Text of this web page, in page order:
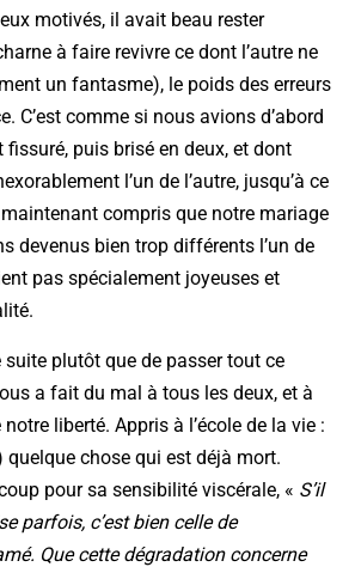
motivés, il avait beau rester
à faire revivre ce dont l’autre ne
un fantasme), le poids des erreurs
C’est comme si nous avions d’abord
puis brisé en deux, et dont
l’un de l’autre, jusqu’à ce
compris que notre mariage
devenus bien trop différents l’un de
pas spécialement joyeuses et
plutôt que de passer tout ce
a fait du mal à tous les deux, et à
liberté. Appris à l’école de la vie :
quelque chose qui est déjà mort.
pour sa sensibilité viscérale, « S’il
parfois, c’est bien celle de
Que cette dégradation concerne